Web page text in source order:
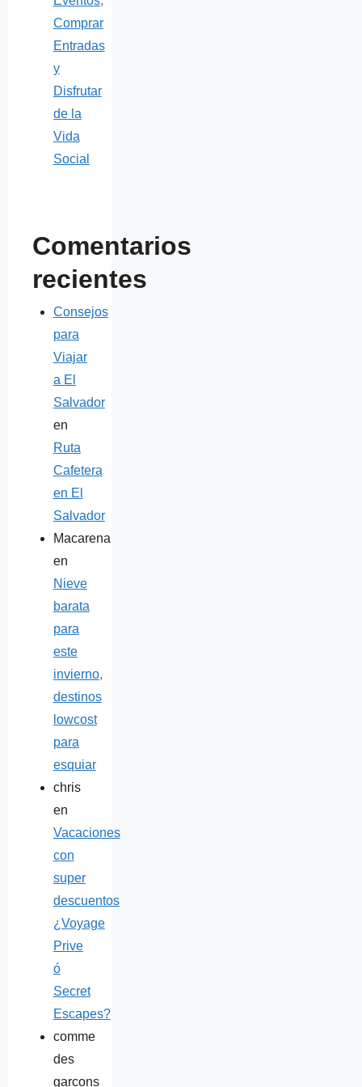
Comprar
Entradas
y
Disfrutar
de la
Vida
Social
Comentarios
recientes
Consejos
para
Viajar
a El
Salvador
en
Ruta
Cafetera
en El
Salvador
Macarena
en
Nieve
barata
para
este
invierno,
destinos
lowcost
para
esquiar
chris
en
Vacaciones
con
super
descuentos
¿Voyage
Prive
ó
Secret
Escapes?
comme
des
garcons